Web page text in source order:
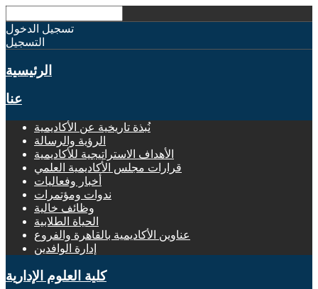
تسجيل الدخول
التسجيل
الرئيسية
عنا
نُبذة تاريخية عن الأكاديمية
الرؤية والرسالة
الأهداف الاستراتيجية للأكاديمية
قرارات مجلس الأكاديمية العلمي
أخبار وفعاليات
ندوات ومؤتمرات
وظائف خالية
الحياة الطلابية
عناوين الأكاديمية بالقاهرة والفروع
إدارة الوافدين
كلية العلوم الإدارية